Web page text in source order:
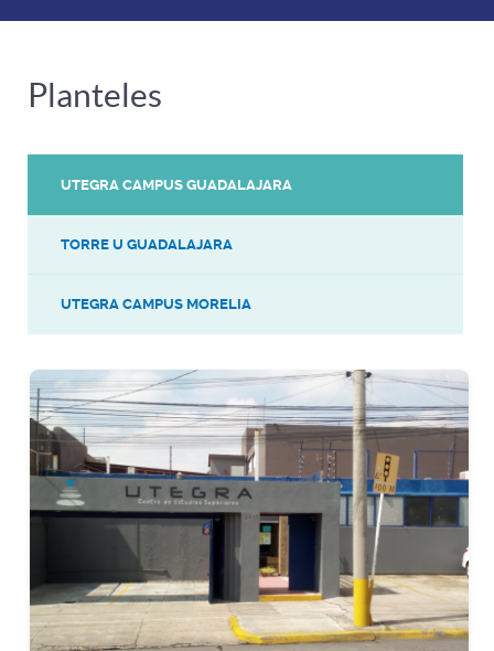
Planteles
UTEGRA CAMPUS GUADALAJARA
TORRE U GUADALAJARA
UTEGRA CAMPUS MORELIA